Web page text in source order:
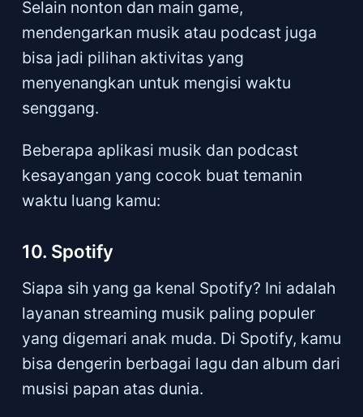
Selain nonton dan main game,
mendengarkan musik atau podcast juga
bisa jadi pilihan aktivitas yang
menyenangkan untuk mengisi waktu
senggang.
Beberapa aplikasi musik dan podcast
kesayangan yang cocok buat temanin
waktu luang kamu:
10. Spotify
Siapa sih yang ga kenal Spotify? Ini adalah
layanan streaming musik paling populer
yang digemari anak muda. Di Spotify, kamu
bisa dengerin berbagai lagu dan album dari
musisi papan atas dunia.